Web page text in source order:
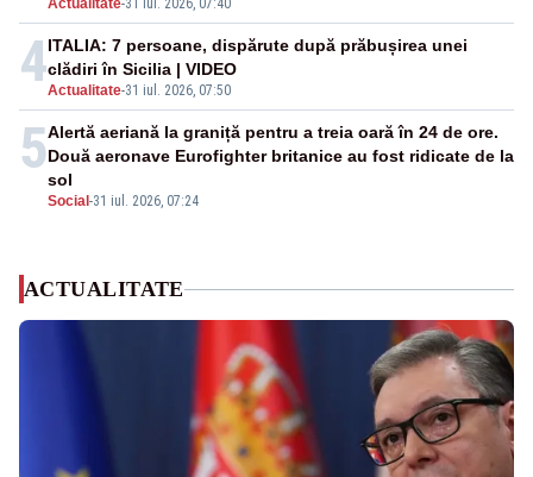
Actualitate-31 iul. 2026, 07:40
4Actualitate-31 iul. 2026, 07:50
ITALIA: 7 persoane, dispărute după prăbușirea unei
clădiri în Sicilia | VIDEO
5
Social -31 iul. 2026, 07:24
Alertă aeriană la graniță pentru a treia oară în 24 de ore.
Două aeronave Eurofighter britanice au fost ridicate de la
sol
ACTUALITATE